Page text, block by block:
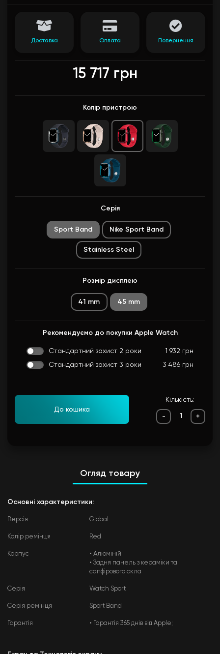
15 717 грн
Колір пристрою
Серія
Sport Band Nike Sport Band
Stainless Steel
Розмір дисплею
41 mm 45 mm
Рекомендуємо до покупки Apple Watch
Стандартний захист 2 роки
1 932 грн
Стандартний захист 3 роки
3 486 грн
До кошика
Кількість:
- +
Доставка Оплата Повернення
Огляд товару
Основні характеристики:
Версія Global
Колір ремінця Red
Корпус
• Алюміній
• Задня панель з кераміки та
сапфірового скла
Серія Watch Sport
Серія ремінця Sport Band
Гарантія • Гарантія 365 днів від Apple;